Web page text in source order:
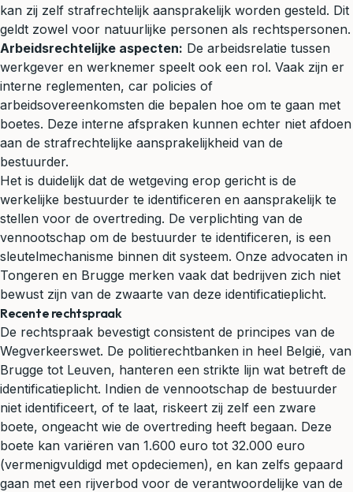
kan zij zelf strafrechtelijk aansprakelijk worden gesteld. Dit
geldt zowel voor natuurlijke personen als rechtspersonen.
Arbeidsrechtelijke aspecten: De arbeidsrelatie tussen
werkgever en werknemer speelt ook een rol. Vaak zijn er
interne reglementen, car policies of
arbeidsovereenkomsten die bepalen hoe om te gaan met
boetes. Deze interne afspraken kunnen echter niet afdoen
aan de strafrechtelijke aansprakelijkheid van de
bestuurder.
Het is duidelijk dat de wetgeving erop gericht is de
werkelijke bestuurder te identificeren en aansprakelijk te
stellen voor de overtreding. De verplichting van de
vennootschap om de bestuurder te identificeren, is een
sleutelmechanisme binnen dit systeem. Onze advocaten in
Tongeren en Brugge merken vaak dat bedrijven zich niet
bewust zijn van de zwaarte van deze identificatieplicht.
Recente rechtspraak
De rechtspraak bevestigt consistent de principes van de
Wegverkeerswet. De politierechtbanken in heel België, van
Brugge tot Leuven, hanteren een strikte lijn wat betreft de
identificatieplicht. Indien de vennootschap de bestuurder
niet identificeert, of te laat, riskeert zij zelf een zware
boete, ongeacht wie de overtreding heeft begaan. Deze
boete kan variëren van 1.600 euro tot 32.000 euro
(vermenigvuldigd met opdeciemen), en kan zelfs gepaard
gaan met een rijverbod voor de verantwoordelijke van de